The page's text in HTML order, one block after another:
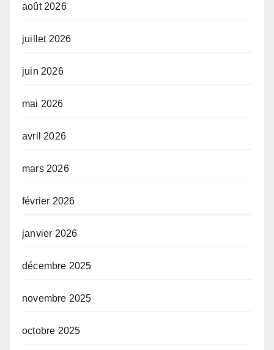
août 2026
juillet 2026
juin 2026
mai 2026
avril 2026
mars 2026
février 2026
janvier 2026
décembre 2025
novembre 2025
octobre 2025